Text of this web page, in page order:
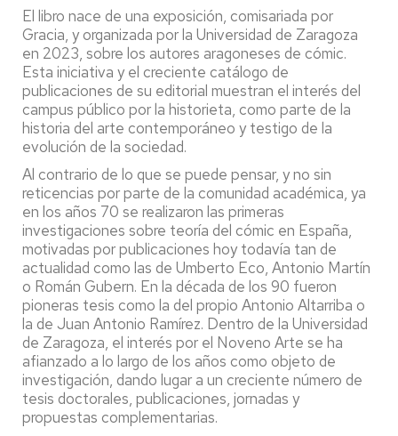
El libro nace de una exposición, comisariada por
Gracia, y organizada por la Universidad de Zaragoza
en 2023, sobre los autores aragoneses de cómic.
Esta iniciativa y el creciente catálogo de
publicaciones de su editorial muestran el interés del
campus público por la historieta, como parte de la
historia del arte contemporáneo y testigo de la
evolución de la sociedad.
Al contrario de lo que se puede pensar, y no sin
reticencias por parte de la comunidad académica, ya
en los años 70 se realizaron las primeras
investigaciones sobre teoría del cómic en España,
motivadas por publicaciones hoy todavía tan de
actualidad como las de Umberto Eco, Antonio Martín
o Román Gubern. En la década de los 90 fueron
pioneras tesis como la del propio Antonio Altarriba o
la de Juan Antonio Ramírez. Dentro de la Universidad
de Zaragoza, el interés por el Noveno Arte se ha
afianzado a lo largo de los años como objeto de
investigación, dando lugar a un creciente número de
tesis doctorales, publicaciones, jornadas y
propuestas complementarias.